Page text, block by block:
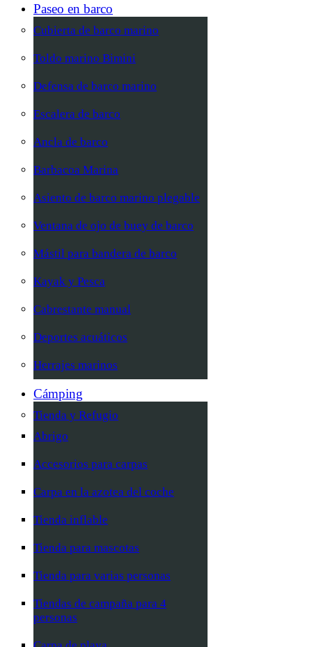
Paseo en barco
Cubierta de barco marino
Toldo marino Bimini
Defensa de barco marino
Escalera de barco
Ancla de barco
Barbacoa Marina
Asiento de barco marino plegable
Ventana de ojo de buey de barco
Mástil para bandera de barco
Kayak y Pesca
Cabrestante manual
Deportes acuáticos
Herrajes marinos
Cámping
Tienda y Refugio
Abrigo
Accesorios para carpas
Carpa en la azotea del coche
Tienda inflable
Tienda para mascotas
Tienda para varias personas
Tiendas de campaña para 4
personas